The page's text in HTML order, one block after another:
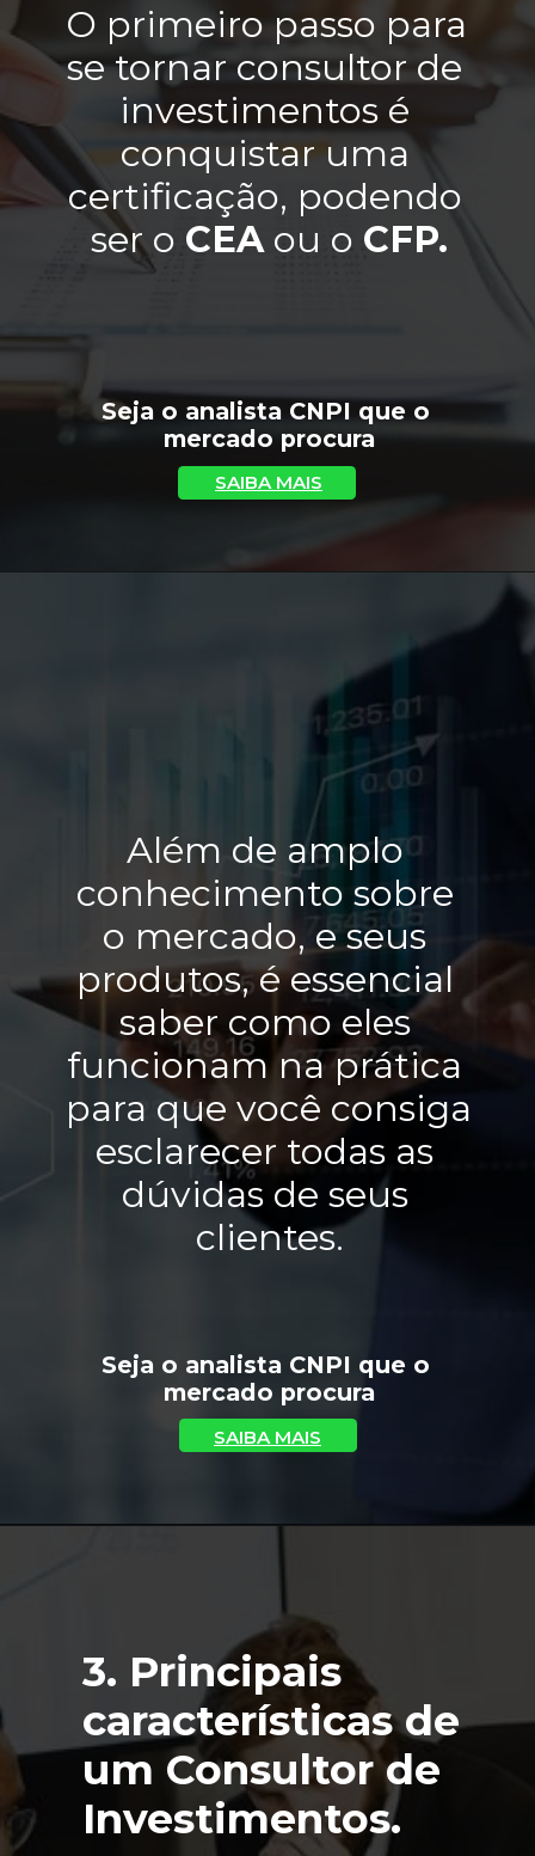
O primeiro passo para
se tornar consultor de
investimentos é
conquistar uma
certificação, podendo
ser o CEA ou o CFP.
Seja o analista CNPI que o
mercado procura
SAIBA MAIS
Além de amplo
conhecimento sobre
o mercado, e seus
produtos, é essencial
saber como eles
funcionam na prática
para que você consiga
esclarecer todas as
dúvidas de seus
clientes.
Seja o analista CNPI que o
mercado procura
SAIBA MAIS
3. Principais
características de
um Consultor de
Investimentos.